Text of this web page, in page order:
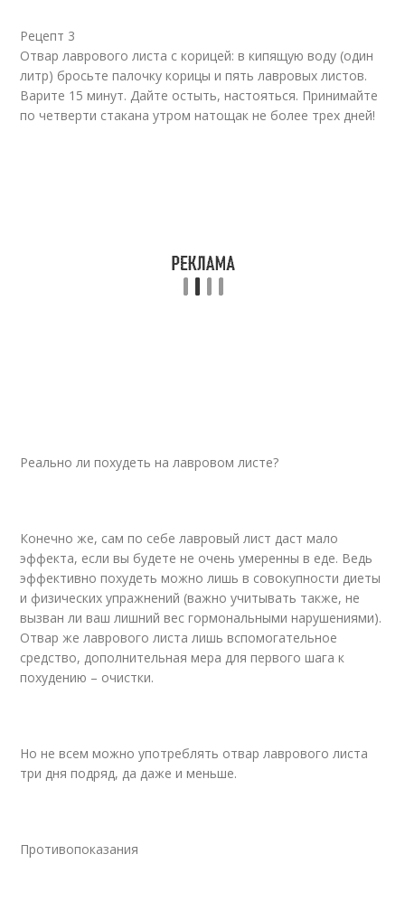
Рецепт 3
Отвар лаврового листа с корицей: в кипящую воду (один
литр) бросьте палочку корицы и пять лавровых листов.
Варите 15 минут. Дайте остыть, настояться. Принимайте
по четверти стакана утром натощак не более трех дней!
Реально ли похудеть на лавровом листе?
Конечно же, сам по себе лавровый лист даст мало
эффекта, если вы будете не очень умеренны в еде. Ведь
эффективно похудеть можно лишь в совокупности диеты
и физических упражнений (важно учитывать также, не
вызван ли ваш лишний вес гормональными нарушениями).
Отвар же лаврового листа лишь вспомогательное
средство, дополнительная мера для первого шага к
похудению – очистки.
Но не всем можно употреблять отвар лаврового листа
три дня подряд, да даже и меньше.
Противопоказания